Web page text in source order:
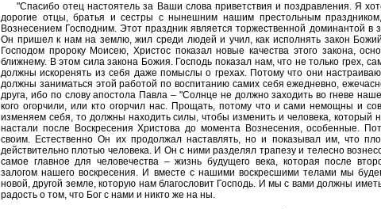
"Спасибо отец настоятель за Ваши слова приветствия и поздравления. Я
дорогие отцы, братья и сестры с нынешним нашим престольным
Вознесением Господним. Этот праздник является торжественной доминантой
Он пришел к нам на землю, жил среди людей и учил, как исполнять закон
Господом пророку Моисею, Христос показал новые качества этого закона,
ближнему. В этом сила закона Божия. Господь показал нам, что не только грех,
должны искоренять из себя даже помыслы о грехах. Потому что они
должны заниматься этой работой по воспитанию самих себя ежедневно,
друга, ибо по слову апостола Павла – "Солнце не должно заходить во гневе
кого огорчили, или кто огорчил нас. Прощать, потому что и сами немощны и
изменяем себя, то должны находить силы, чтобы изменить и человека, который
настали после Воскресения Христова до момента Вознесения, особенные.
своим. Естественно Он их продолжал наставлять, но и показывал им, что
действительно плотью человека. И Он с ними разделял трапезу и телесно
самое главное для человечества – жизнь будущего века, которая после
залогом нашего воскресения. И вместе с нашими воскресшими телами мы
новой, другой земле, которую нам благословит Господь. И мы с вами должны
радость о том, что Бог с нами и никто же на ны.